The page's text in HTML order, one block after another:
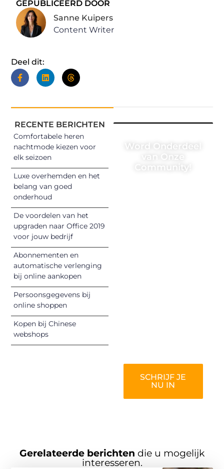
GEPUBLICEERD DOOR
Sanne Kuipers
Content Writer
Deel dit:
RECENTE BERICHTEN
Comfortabele heren
nachtmode kiezen voor
elk seizoen
Luxe overhemden en het
belang van goed
onderhoud
De voordelen van het
upgraden naar Office 2019
voor jouw bedrijf
Abonnementen en
automatische verlenging
bij online aankopen
Persoonsgegevens bij
online shoppen
Kopen bij Chinese
webshops
Word Onderdeel
van Onze
Community!
SCHRIJF JE
NU IN
Gerelateerde berichten die u mogelijk
interesseren.